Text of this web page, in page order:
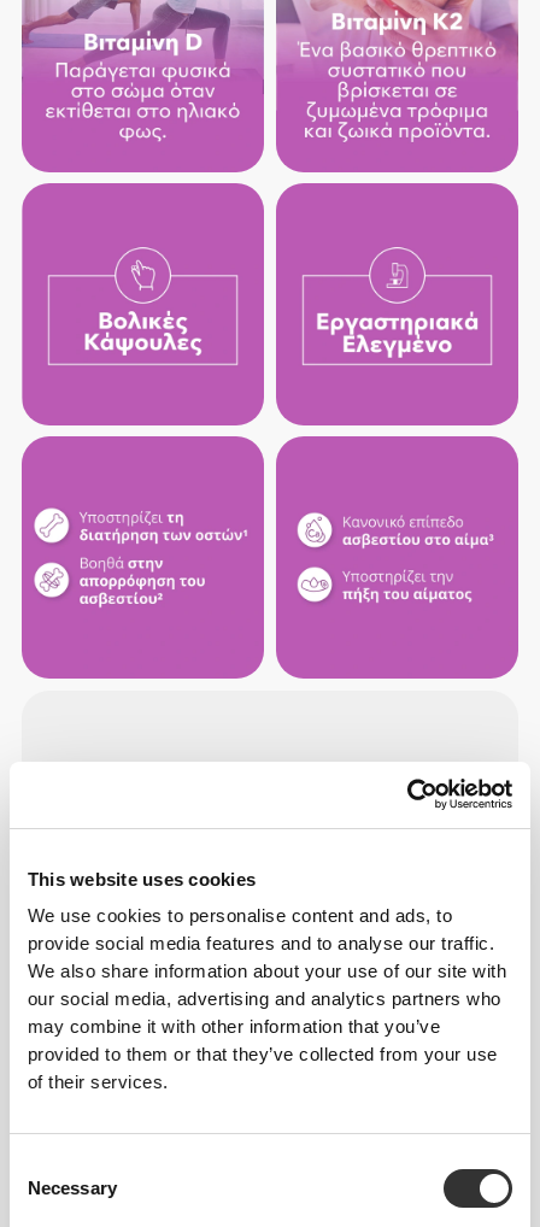
This website uses cookies
We use cookies to personalise content and ads, to
provide social media features and to analyse our traffic.
We also share information about your use of our site with
our social media, advertising and analytics partners who
may combine it with other information that you’ve
provided to them or that they’ve collected from your use
of their services.
Selection
Necessary